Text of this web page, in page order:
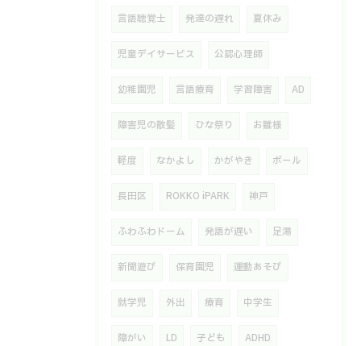
言語聴覚士 発達の遅れ 夏休み
児童デイサービス 公認心理師
幼稚園児 言語療育 学習障害 AD
障害児の散髪 ひな祭り お雛様
軽度 なかよし かがやき ボール
長田区 ROKKO iPARK 神戸
ふわふわドーム 発語が遅い 足湯
新聞遊び 保育園児 運動あそび
就学児 外出 療育 中学生
障がい LD 子ども ADHD